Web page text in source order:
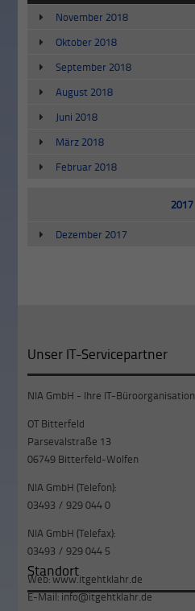
November 2018
Oktober 2018
September 2018
August 2018
Juni 2018
März 2018
Februar 2018
2017
Dezember 2017
Unser IT-Servicepartner
NIA GmbH - Ihre IT-Büroorganisation
OT Bitterfeld
Parsevalstraße 13
06749 Bitterfeld-Wolfen
NIA GmbH (Telefon):
03493 / 929 044 0
NIA GmbH (Telefax):
03493 / 929 044 5
Web:www.itgehtklahr.de
E-Mail:info@itgehtklahr.de
Standort